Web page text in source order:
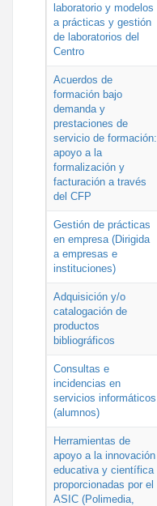
laboratorio y modelos
a prácticas y gestión
de laboratorios del
Centro
Acuerdos de
formación bajo
demanda y
prestaciones de
servicio de formación:
apoyo a la
formalización y
facturación a través
del CFP
Gestión de prácticas
en empresa (Dirigida
a empresas e
instituciones)
Adquisición y/o
catalogación de
productos
bibliográficos
Consultas e
incidencias en
servicios informáticos
(alumnos)
Herramientas de
apoyo a la innovación
educativa y científica
proporcionadas por el
ASIC (Polimedia,